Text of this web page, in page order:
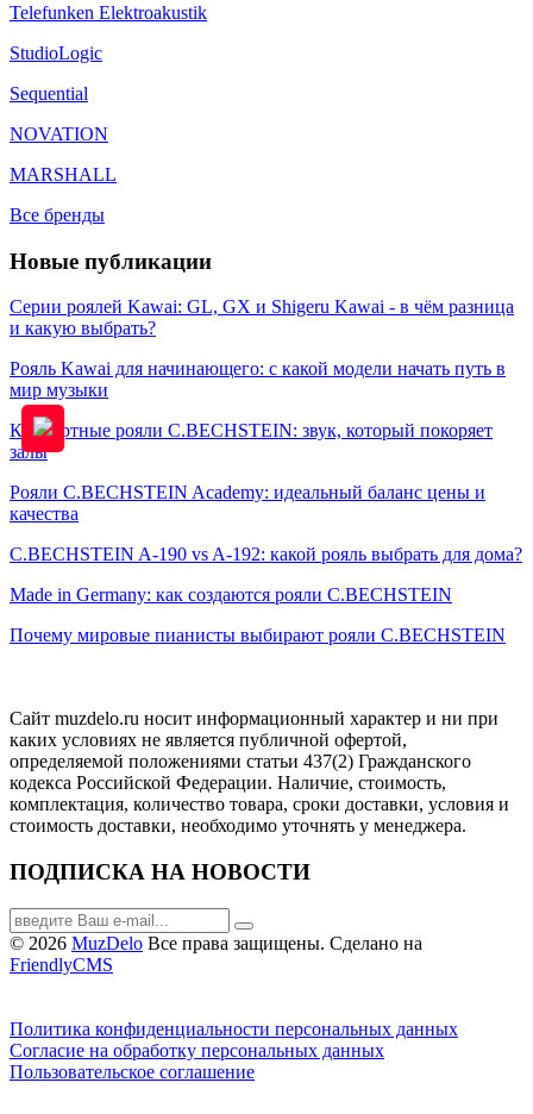
Telefunken Elektroakustik
StudioLogic
Sequential
NOVATION
MARSHALL
Все бренды
Новые публикации
Серии роялей Kawai: GL, GX и Shigeru Kawai - в чём разница
и какую выбрать?
Рояль Kawai для начинающего: с какой модели начать путь в
мир музыки
Концертные рояли C.BECHSTEIN: звук, который покоряет
залы
Рояли C.BECHSTEIN Academy: идеальный баланс цены и
качества
C.BECHSTEIN A-190 vs A-192: какой рояль выбрать для дома?
Made in Germany: как создаются рояли C.BECHSTEIN
Почему мировые пианисты выбирают рояли C.BECHSTEIN
Сайт muzdelo.ru носит информационный характер и ни при
каких условиях не является публичной офертой,
определяемой положениями статьи 437(2) Гражданского
кодекса Российской Федерации. Наличие, стоимость,
комплектация, количество товара, сроки доставки, условия и
стоимость доставки, необходимо уточнять у менеджера.
ПОДПИСКА НА НОВОСТИ
© 2026 MuzDelo Все права защищены. Сделано на
FriendlyCMS
Политика конфиденциальности персональных данных
Согласие на обработку персональных данных
Пользовательское соглашение